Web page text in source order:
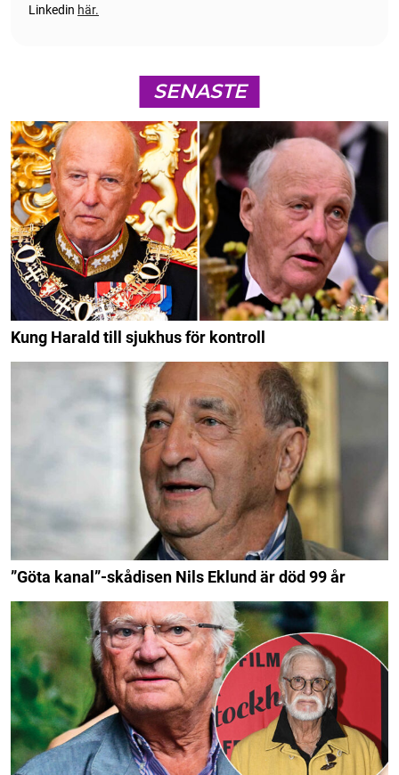
Linkedin här.
SENASTE
Kung Harald till sjukhus för kontroll
”Göta kanal”-skådisen Nils Eklund är död 99 år